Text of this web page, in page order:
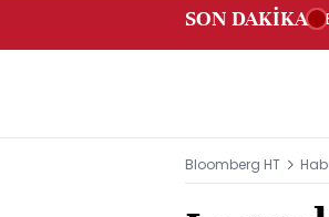
SON DAKİKA
Bloomberg HT